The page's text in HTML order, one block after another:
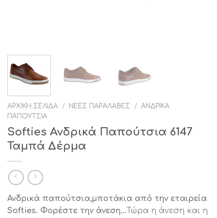
ΑΡΧΙΚΉ ΣΕΛΊΔΑ / ΝΈΕΣ ΠΑΡΑΛΑΒΈΣ / ΑΝΔΡΙΚΆ
ΠΑΠΟΎΤΣΙΑ
Softies Ανδρικά Παπούτσια 6147
Ταμπά Δέρμα
Ανδρικά παπούτσια,μποτάκια από την εταιρεία
Softies. Φορέστε την άνεση… Τώρα η άνεση και η